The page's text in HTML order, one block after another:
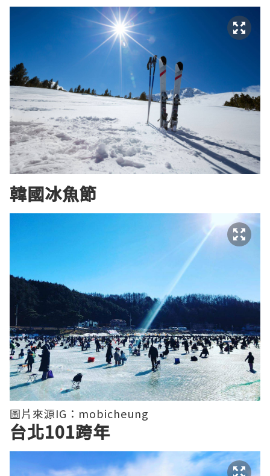
韓國冰魚節
圖片來源IG：mobicheung
台北101跨年